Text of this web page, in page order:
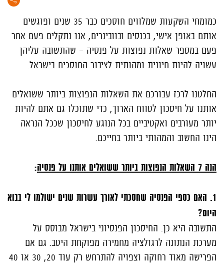
כמומחי השקעות שמלווים חוסכים כבר 35 שנים ופוגשים
אותם באופן אישי, בכנסים ובוובינרים, אנו נתקלים פעם אחר
פעם במספר שאלות נפוצות על פנסיה – שהתשובה עליהן
עשויה להיות חיונית ומהותית לציבור החוסכים בישראל.
החלטנו לרכז עבורכם את השאלות הנפוצות ביותר ששואלים
אותנו על חיסכון לטווח הארוך, כדי שתוכלו גם אתם להיות
יותר מעורבים ואקטיביים בכל הנוגע לחיסכון שככל הנראה
הינו החשוב והמהותי ביותר בחייכם.
הנה 7 השאלות הנפוצות ביותר ששואלים אותנו על פנסיה :
1. האם כספי הפנסיה שחסכתי לאורך עשרות שנים ישולמו לי בבוא
היום?
התשובה היא כן. החיסכון הפנסיוני בישראל מבוסס על
מערכת הנתונה לרגולציה מחמירה מפוקחת היטב. גם אם
הפרישה מאוד רחוקה וצפויה להתרחש רק עוד 20, 30 או 40